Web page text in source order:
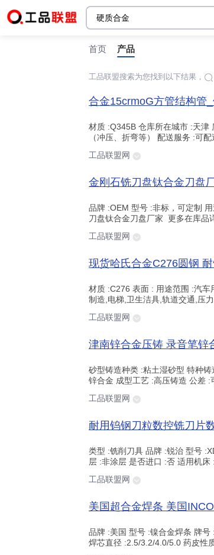
首页 产品
工品联盟搜索为您找到以下结果，
时间: 站点内检索
合金15crmoG方管结构管
材质 :Q345B 仓库所在城市 :天津
（冲压、折弯等） 配送服务 :可
工品联盟网
金刚石铣刀盘钛合金刀盘
品牌 :OEM 型号 :非标，可定制
刀盘钛合金刀盘厂家 更多在库品
工品联盟网
材质 :C276 表面 : 用途范围 :汽
制造,电梯,卫生洁具,轨道交通,压
工品联盟网
砂型铸造种类 :粘土湿砂型 特种
锌合金 成型工艺 :高压铸造 公差 :
工品联盟网
类型 :铣削刀具 品牌 :锐治 型号
层 :非涂层 是否进口 :否 适用机床
工品联盟网
品牌 :美国 型号 :镍合金焊条 牌
焊芯直径 :2.5/3.2/4.0/5.0 药皮性